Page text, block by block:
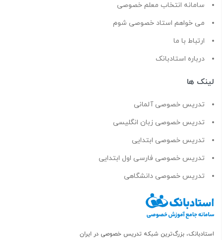
سامانه انتخاب معلم خصوصی
می خواهم استاد خصوصی شوم
ارتباط با ما
درباره استادبانک
لینک ها
تدریس خصوصی آلمانی
تدریس خصوصی زبان انگلیسی
تدریس خصوصی ابتدایی
تدریس خصوصی فارسی اول ابتدایی
تدریس خصوصی دانشگاهی
استادبانک، بزرگ‌ترین شبکه تدریس خصوصی در ایران